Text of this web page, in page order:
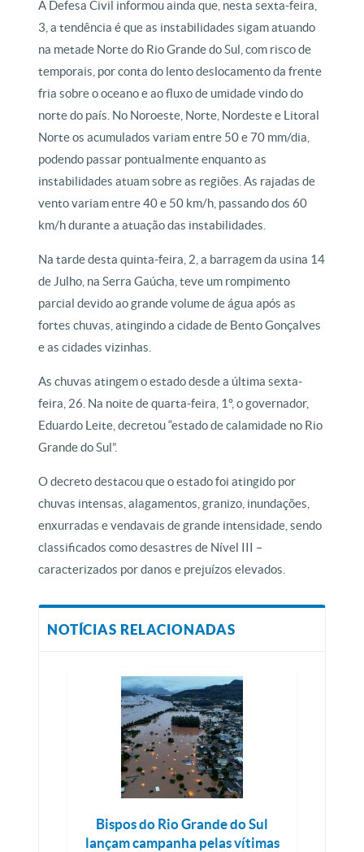
A Defesa Civil informou ainda que, nesta sexta-feira,
3, a tendência é que as instabilidades sigam atuando
na metade Norte do Rio Grande do Sul, com risco de
temporais, por conta do lento deslocamento da frente
fria sobre o oceano e ao fluxo de umidade vindo do
norte do país. No Noroeste, Norte, Nordeste e Litoral
Norte os acumulados variam entre 50 e 70 mm/dia,
podendo passar pontualmente enquanto as
instabilidades atuam sobre as regiões. As rajadas de
vento variam entre 40 e 50 km/h, passando dos 60
km/h durante a atuação das instabilidades.
Na tarde desta quinta-feira, 2, a barragem da usina 14
de Julho, na Serra Gaúcha, teve um rompimento
parcial devido ao grande volume de água após as
fortes chuvas, atingindo a cidade de Bento Gonçalves
e as cidades vizinhas.
As chuvas atingem o estado desde a última sexta-
feira, 26. Na noite de quarta-feira, 1º, o governador,
Eduardo Leite, decretou “estado de calamidade no Rio
Grande do Sul”.
O decreto destacou que o estado foi atingido por
chuvas intensas, alagamentos, granizo, inundações,
enxurradas e vendavais de grande intensidade, sendo
classificados como desastres de Nível III –
caracterizados por danos e prejuízos elevados.
NOTÍCIAS RELACIONADAS
Bispos do Rio Grande do Sul
lançam campanha pelas vítimas